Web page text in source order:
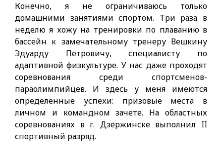
Конечно, я не ограничиваюсь только
домашними занятиями спортом. Три раза в
неделю я хожу на тренировки по плаванию в
бассейн к замечательному тренеру Вешкину
Эдуарду Петровичу, специалисту по
адаптивной физкультуре. У нас даже проходят
соревнования среди спортсменов-
параолимпийцев. И здесь у меня имеются
определенные успехи: призовые места в
личном и командном зачете. На областных
соревнованиях в г. Дзержинске выполнил II
спортивный разряд.